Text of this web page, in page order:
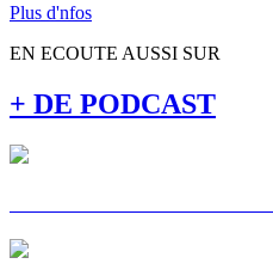
Plus d'nfos
EN ECOUTE AUSSI SUR
+ DE PODCAST